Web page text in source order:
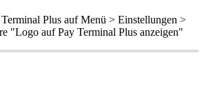
Plus auf Menü > Einstellungen >
"Logo auf Pay Terminal Plus anzeigen"